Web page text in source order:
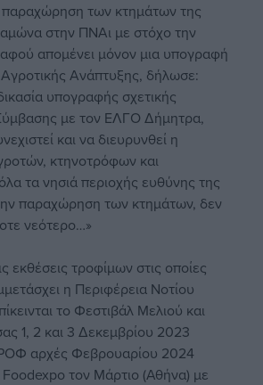
παραχώρηση των κτημάτων της
στην ΠΝΑι με στόχο την
απομένει μόνον μια υπογραφή
Ανάπτυξης, δήλωσε:
υπογραφής σχετικής
με τον ΕΛΓΟ Δήμητρα,
και να διευρυνθεί η
κτηνοτρόφων και
τα νησιά περιοχής ευθύνης της
παραχώρηση των κτημάτων, δεν
νεότερο…»
εκθέσεις τροφίμων στις οποίες
η Περιφέρεια Νοτίου
το Φεστιβάλ Μελιού και
1, 2 και 3 Δεκεμβρίου 2023
αρχές Φεβρουαρίου 2024
τον Μάρτιο (Αθήνα) με